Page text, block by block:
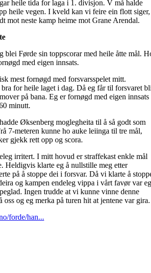
heile tida for laga i 1. divisjon. V må halde
heile vegen. I kveld kan vi feire ein flott siger,
mot neste kamp heime mot Grane Arendal.
blei Førde sin toppscorar med heile åtte mål.
med eigen innsats.
mest fornøgd med forsvarsspelet mitt.
for heile laget i dag. Då eg får til forsvaret
på bana. Eg er fornøgd med eigen innsats
minutt.
Øksenberg moglegheita til å så godt som
7-meteren kunne ho auke leiinga til tre mål,
gjekk rett opp og scora.
irritert. I mitt hovud er straffekast enkle mål
Heldigvis klarte eg å nullstille meg etter
på å stoppe dei i forsvar. Då vi klarte å
og kampen endeleg vippa i vårt favør var eg
Ingen trudde at vi kunne vinne denne
oss og eg merka på turen hit at jentene var gira.
forde/han...